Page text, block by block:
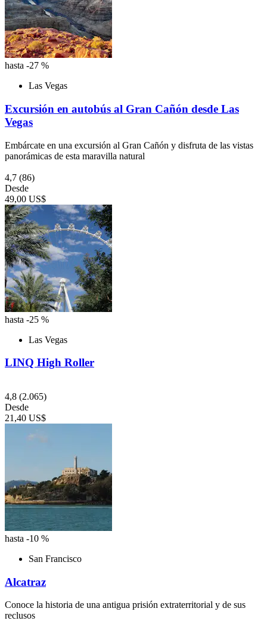
hasta -27 %
Las Vegas
Excursión en autobús al Gran Cañón desde Las
Vegas
Embárcate en una excursión al Gran Cañón y disfruta de las vistas
panorámicas de esta maravilla natural
4,7 (86)
Desde
49,00 US$
hasta -25 %
Las Vegas
LINQ High Roller
4,8 (2.065)
Desde
21,40 US$
hasta -10 %
San Francisco
Alcatraz
Conoce la historia de una antigua prisión extraterritorial y de sus
reclusos